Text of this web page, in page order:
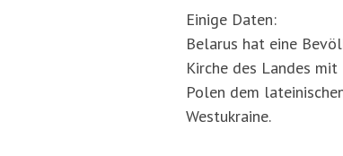
Einige Daten:
Belarus hat eine
Kirche des Landes
Polen dem
Westukraine.